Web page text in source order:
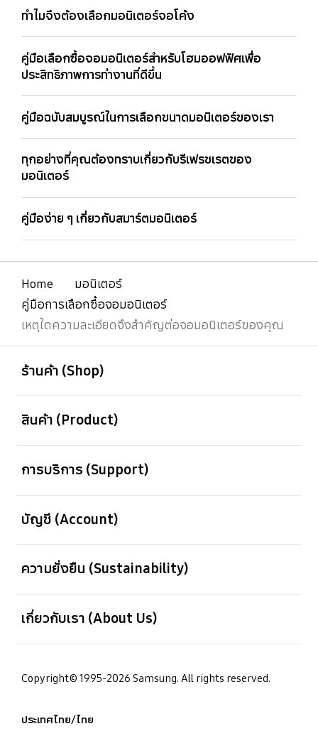
ทำไมจึงต้องเลือกมอนิเตอร์จอโค้ง
คู่มือเลือกซื้อจอมอนิเตอร์สำหรับโฮมออฟฟิศเพื่อ
ประสิทธิภาพการทำงานที่ดีขึ้น
คู่มือฉบับสมบูรณ์ในการเลือกขนาดมอนิเตอร์ของเรา
ทุกอย่างที่คุณต้องทราบเกี่ยวกับรีเฟรชเรตของ
มอนิเตอร์
คู่มือง่าย ๆ เกี่ยวกับสมาร์ตมอนิเตอร์
Home
มอนิเตอร์
คู่มือการเลือกซื้อจอมอนิเตอร์
เหตุใดความละเอียดจึงสำคัญต่อจอมอนิเตอร์ของคุณ
ร้านค้า (Shop)
สินค้า (Product)
การบริการ (Support)
บัญชี (Account)
ความยั่งยืน (Sustainability)
เกี่ยวกับเรา (About Us)
Copyright© 1995-2026 Samsung. All rights reserved.
ประเทศไทย/ไทย